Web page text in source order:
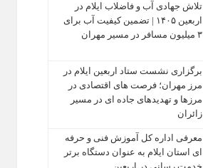
تلاش جهادی آب و فاضلاب ایلام در
اربعین ۱۴۰۵ | تضمین کیفیت آب برای
۳ میلیون مسافر در مسیر مهران
برگزاری نشست ستاد اربعین ایلام در
مرز مهران؛ فرصت‌ های اقتصادی در
مرزها و تهدیدهای جاده‌ ای در مسیر
زائران
معرفی اداره کل آموزش فنی و حرفه‌
ای استان ایلام به‌ عنوان دستگاه برتر